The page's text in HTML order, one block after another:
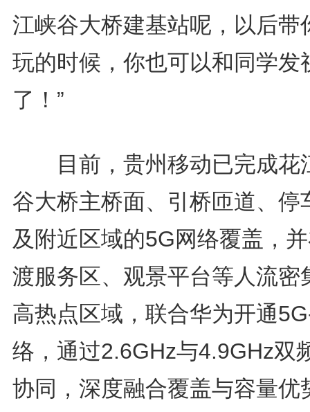
江峡谷大桥建基站呢，以后带
玩的时候，你也可以和同学发
了！”
目前，贵州移动已完成花
谷大桥主桥面、引桥匝道、停
及附近区域的5G网络覆盖，
渡服务区、观景平台等人流密
高热点区域，联合华为开通
络，通过2.6GHz与4.9GHz双
协同，深度融合覆盖与容量优